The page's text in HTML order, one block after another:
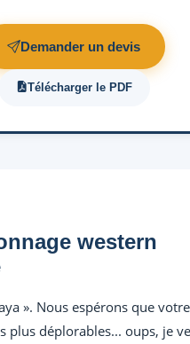
Demander un devis
Télécharger le PDF
western
». Nous espérons que
plus déplorables... oups, je